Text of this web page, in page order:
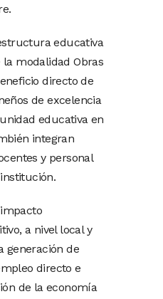
educativa
modalidad Obras
directo de
de excelencia
educativa en
integran
y personal
a nivel local y
generación de
directo e
de la economía